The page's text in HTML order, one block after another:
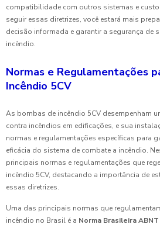
compatibilidade com outros sistemas e
seguir essas diretrizes, você estará mais
decisão informada e garantir a segurança de
incêndio.
Normas e Regulamentações
Incêndio 5CV
As bombas de incêndio 5CV desempenham
contra incêndios em edificações, e sua
normas e regulamentações específicas para
eficácia do sistema de combate a incêndio.
principais normas e regulamentações que
incêndio 5CV, destacando a importância de
essas diretrizes.
Uma das principais normas que
incêndio no Brasil é a Norma Brasileira ABNT